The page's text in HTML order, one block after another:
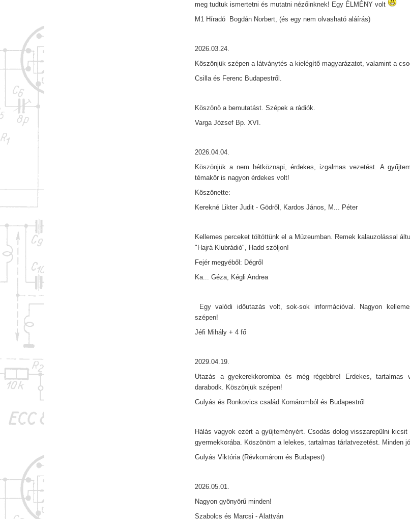
meg tudtuk ismertetni és mutatni nézőinknek! Egy ÉLMÉNY volt
M1 Híradó Bogdán Norbert, (és egy nem olvasható aláírás)
2026.03.24.
Köszönjük szépen a látványtés a kielégítő magyarázatot, valamint a
Csilla és Ferenc Budapestről.
Köszönö a bemutatást. Szépek a rádiók.
Varga József Bp. XVI.
2026.04.04.
Köszönjük a nem hétköznapi, érdekes, izgalmas vezetést. A
témakör is nagyon érdekes volt!
Köszönette:
Kerekné Likter Judit - Gödről, Kardos János, M... Péter
Kellemes perceket töltöttünk el a Múzeumban. Remek kalauzolással
"Hajrá Klubrádió", Hadd szóljon!
Fejér megyéből: Dégről
Ka... Géza, Kégli Andrea
Egy valódi időutazás volt, sok-sok információval. Nagyon
szépen!
Jéfi Mihály + 4 fő
2029.04.19.
Utazás a gyekerekkoromba és még régebbre! Erdekes, tartalmas
darabodk. Köszönjük szépen!
Gulyás és Ronkovics család Komáromból és Budapestről
Hálás vagyok ezért a gyűjteményért. Csodás dolog visszarepülni
gyermekkorába. Köszönöm a lelekes, tartalmas tárlatvezetést. Minden
Gulyás Viktória (Révkomárom és Budapest)
2026.05.01.
Nagyon gyönyörű minden!
Szabolcs és Marcsi - Alattyán